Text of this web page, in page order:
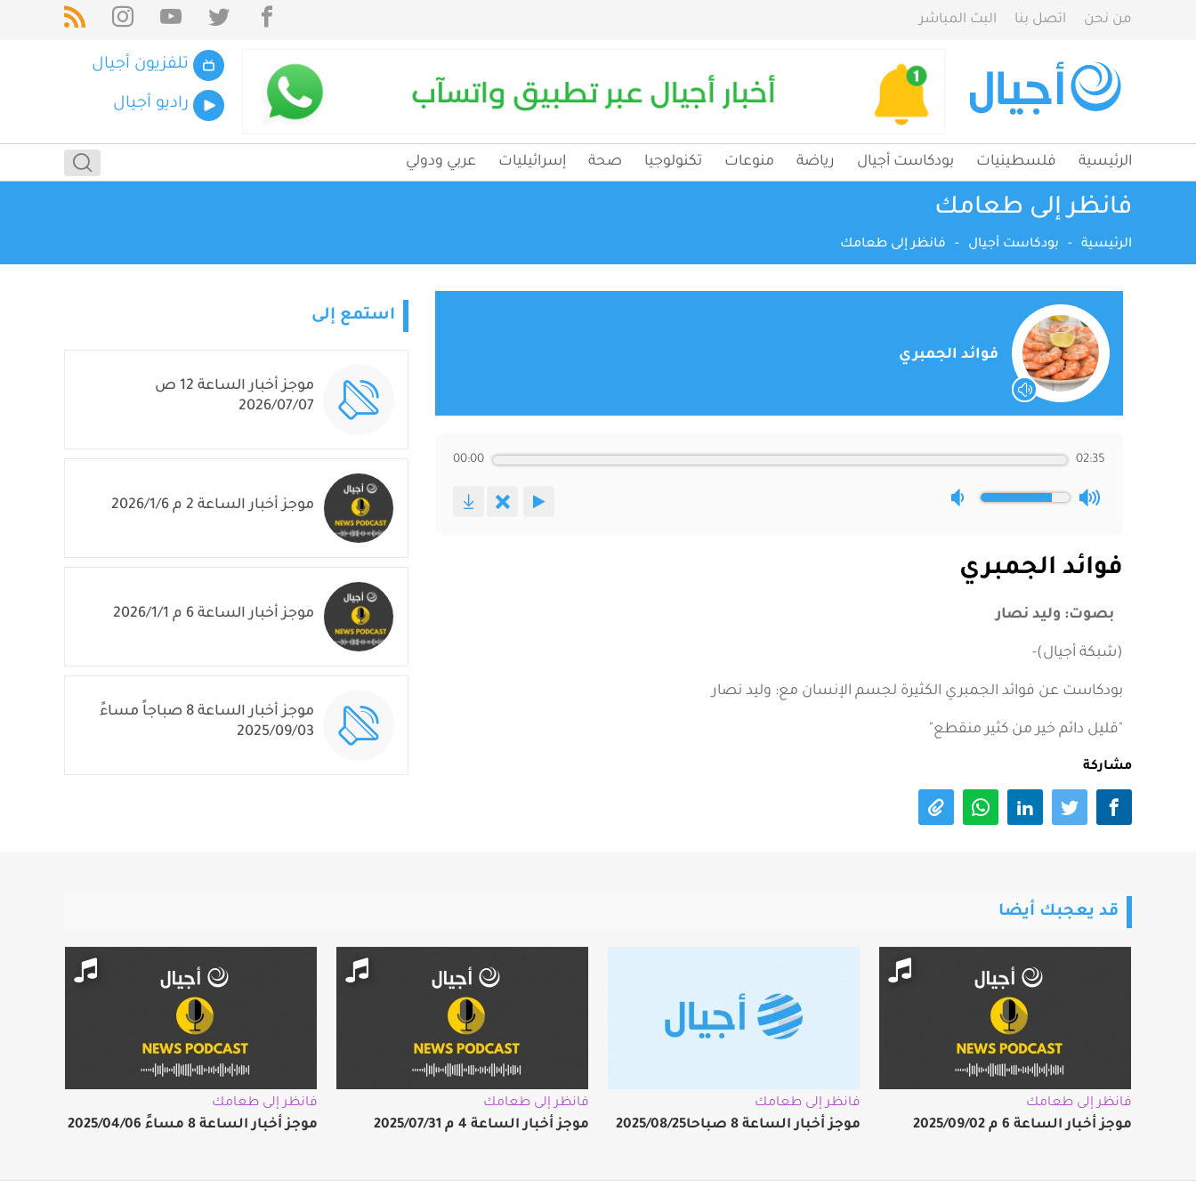
من نحن اتصل بنا البث المباشر
تلفزيون أجيال
راديو أجيال
الرئيسية فلسطينيات بودكاست أجيال رياضة منوعات تكنولوجيا صحة إسرائيليات عربي ودولي
فانظر إلى طعامك
الرئيسية - بودكاست أجيال - فانظر إلى طعامك
فوائد الجمبري
00:00 02:35
فوائد الجمبري
بصوت: وليد نصار
(شبكة أجيال)-
بودكاست عن فوائد الجمبري الكثيرة لجسم الإنسان مع: وليد نصار
"قليل دائم خير من كثير منقطع"
مشاركة
استمع إلى
موجز أخبار الساعة 12 ص
2026/07/07
موجز أخبار الساعة 2 م 2026/1/6
موجز أخبار الساعة 6 م 2026/1/1
موجز أخبار الساعة 8 صباجاً مساءً
2025/09/03
قد يعجبك أيضا
فانظر إلى طعامك
موجز أخبار الساعة 6 م 2025/09/02
فانظر إلى طعامك
موجز أخبار الساعة 8 صباحا2025/08/25
فانظر إلى طعامك
موجز أخبار الساعة 4 م 2025/07/31
فانظر إلى طعامك
موجز أخبار الساعة 8 مساءً 2025/04/06